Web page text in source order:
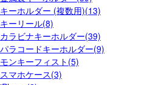
キーホルダー (複数用)(13)
キーリール(8)
カラビナキーホルダー(39)
パラコードキーホルダー(9)
モンキーフィスト(5)
スマホケース(3)